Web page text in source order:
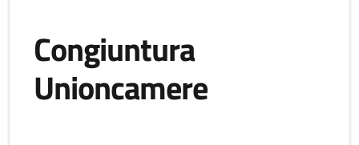
Congiuntura
Unioncamere